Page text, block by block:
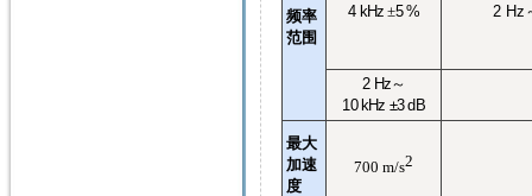
频率
范围
4 kHz±5 %
2 Hz
2 Hz～
10 kHz ±3 dB
最大
加速
度
700 m/s2